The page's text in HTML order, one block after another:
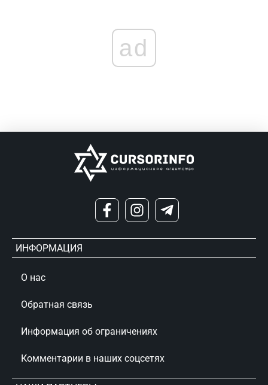
ad
ИНФОРМАЦИЯ
О нас
Обратная связь
Информация об ограничениях
Комментарии в наших соцсетях